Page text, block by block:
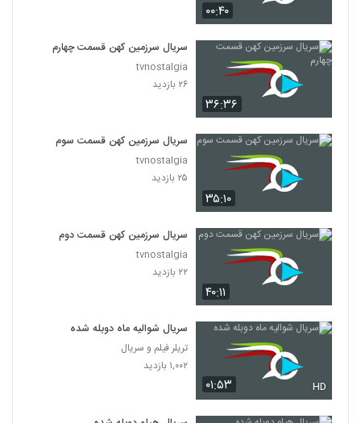
۰۰:۴۰
۳۶:۳۶
سریال سرزمین کهن قسمت چهارم
tvnostalgia
۲۶ بازدید
۳۵:۱۰
سریال سرزمین کهن قسمت سوم
tvnostalgia
۲۵ بازدید
۴۰:۱۱
سریال سرزمین کهن قسمت دوم
tvnostalgia
۲۲ بازدید
۰۱:۵۳ HD
سریال شوالیه ماه دوبله شده
تریلر فیلم و سریال
۱,۰۰۲ بازدید